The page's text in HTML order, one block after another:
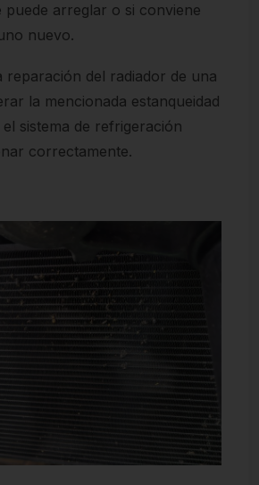
puede arreglar o si conviene
nuevo.
reparación del radiador de una
la mencionada estanqueidad
sistema de refrigeración
correctamente.